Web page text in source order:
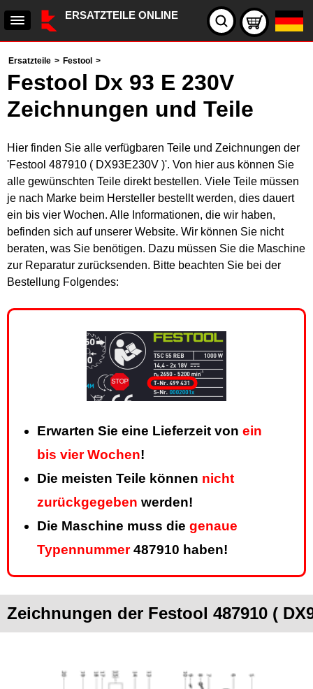
ERSATZTEILE ONLINE
Ersatzteile > Festool >
Festool Dx 93 E 230V
Zeichnungen und Teile
Hier finden Sie alle verfügbaren Teile und Zeichnungen der
'Festool 487910 ( DX93E230V )'. Von hier aus können Sie
alle gewünschten Teile direkt bestellen. Viele Teile müssen
je nach Marke beim Hersteller bestellt werden, dies dauert
ein bis vier Wochen. Alle Informationen, die wir haben,
befinden sich auf unserer Website. Wir können Sie nicht
beraten, was Sie benötigen. Dazu müssen Sie die Maschine
zur Reparatur zurücksenden. Bitte beachten Sie bei der
Bestellung Folgendes:
Erwarten Sie eine Lieferzeit von ein
bis vier Wochen!
Die meisten Teile können nicht
zurückgegeben werden!
Die Maschine muss die genaue
Typennummer487910 haben!
Zeichnungen der Festool 487910 (